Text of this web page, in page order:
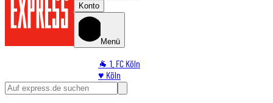
Konto
Menü
🐐 1. FC Köln
♥️ Köln
⭐ Promi